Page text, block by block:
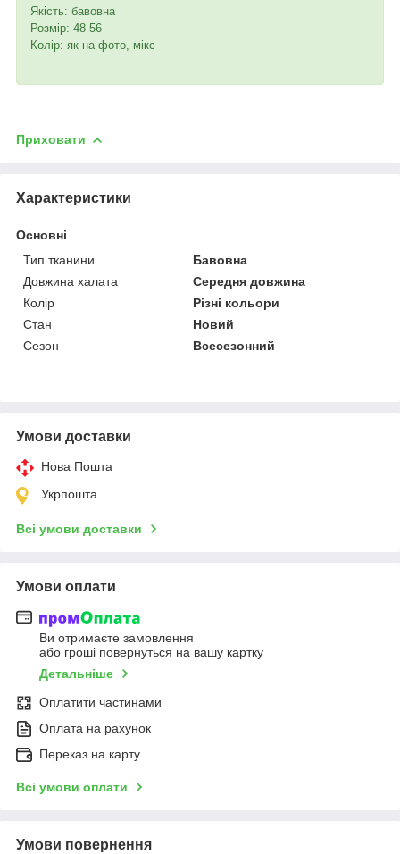
Якість: бавовна
Розмір: 48-56
Колір: як на фото, мікс
Приховати
Характеристики
Основні
Тип тканини
Бавовна
Довжина халата
Середня довжина
Колір
Різні кольори
Стан
Новий
Сезон
Всесезонний
Умови доставки
Нова Пошта
Укрпошта
Всі умови доставки
Умови оплати
Ви отримаєте замовлення
або гроші повернуться на вашу картку
Детальніше
Оплатити частинами
Оплата на рахунок
Переказ на карту
Всі умови оплати
Умови повернення